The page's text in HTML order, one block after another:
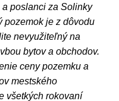
poslanci za Solinky
pozemok je z dôvodu
nevyužiteľný na
bytov a obchodov.
ceny pozemku a
mestského
všetkých rokovaní